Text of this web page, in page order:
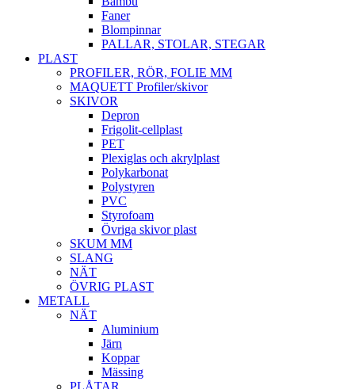
Faner
Blompinnar
PALLAR, STOLAR, STEGAR
PLAST
PROFILER, RÖR, FOLIE MM
MAQUETT Profiler/skivor
SKIVOR
Depron
Frigolit-cellplast
PET
Plexiglas och akrylplast
Polykarbonat
Polystyren
PVC
Styrofoam
Övriga skivor plast
SKUM MM
SLANG
NÄT
ÖVRIG PLAST
METALL
NÄT
Aluminium
Järn
Koppar
Mässing
PLÅTAR